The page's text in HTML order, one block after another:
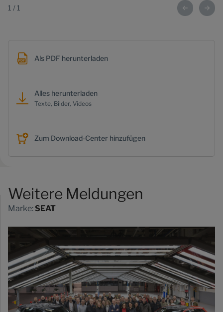
1 / 1
Als PDF herunterladen
Alles herunterladen
Texte, Bilder, Videos
Zum Download-Center hinzufügen
Weitere Meldungen
Marke: SEAT